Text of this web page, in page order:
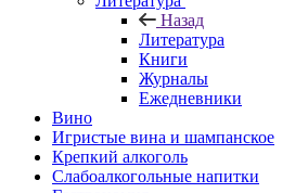
Назад
Литература
Книги
Журналы
Ежедневники
Вино
Игристые вина и шампанское
Крепкий алкоголь
Слабоалкогольные напитки